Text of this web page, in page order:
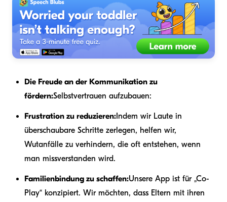
Die Freude an der Kommunikation zu
fördern:Selbstvertrauen aufzubauen:
Frustration zu reduzieren: Indem wir Laute in
überschaubare Schritte zerlegen, helfen wir,
Wutanfälle zu verhindern, die oft entstehen, wenn
man missverstanden wird.
Familienbindung zu schaffen:Unsere App ist für „Co-
Play“ konzipiert. Wir möchten, dass Eltern mit ihren